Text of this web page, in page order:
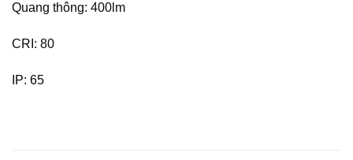
Quang thông: 400lm
CRI: 80
IP: 65